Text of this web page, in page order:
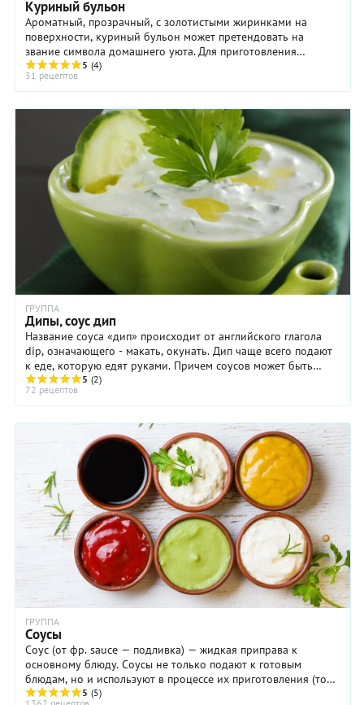
Куриный бульон
Ароматный, прозрачный, с золотистыми жиринками на
поверхности, куриный бульон может претендовать на
звание символа домашнего уюта. Для приготовления
куриного бульона хорошо бы взять не ...
5 (4)
31 рецептов
ГРУППА
Дипы, соус дип
Название соуса «дип» происходит от английского глагола
dip, означающего - макать, окунать. Дип чаще всего подают
к еде, которую едят руками. Причем соусов может быть
сразу несколько. Пожалуй, самый ...
5 (2)
72 рецептов
ГРУППА
Соусы
Соус (от фр. sauce — подливка) — жидкая приправа к
основному блюду. Соусы не только подают к готовым
блюдам, но и используют в процессе их приготовления (то
есть брезеруют продукты в соусе или ...
5 (5)